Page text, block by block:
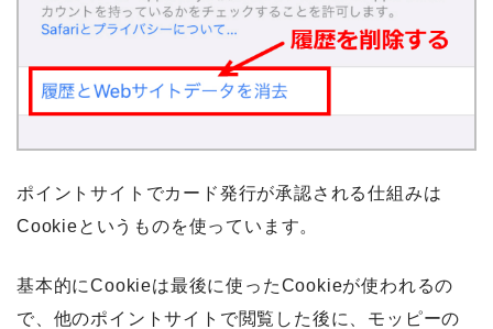
ポイントサイトでカード発行が承認される仕組みは
Cookieというものを使っています。
基本的にCookieは最後に使ったCookieが使われるの
で、他のポイントサイトで閲覧した後に、モッピーの